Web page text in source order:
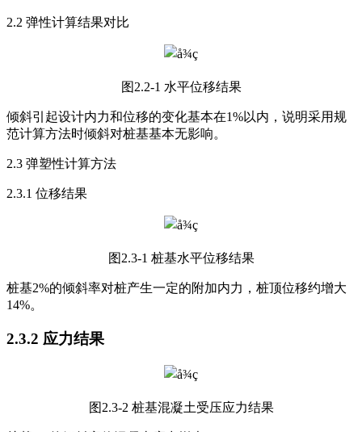
2.2 弹性计算结果对比
图2.2-1 水平位移结果
倾斜引起设计内力和位移的变化基本在1%以内，说明采用规
范计算方法时倾斜对桩基基本无影响。
2.3 弹塑性计算方法
2.3.1 位移结果
图2.3-1 桩基水平位移结果
桩基2%的倾斜率对桩产生一定的附加内力，桩顶位移约增大
14%。
2.3.2 应力结果
图2.3-2 桩基混凝土受压应力结果